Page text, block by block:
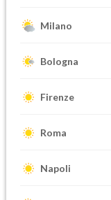
Milano
Bologna
Firenze
Roma
Napoli